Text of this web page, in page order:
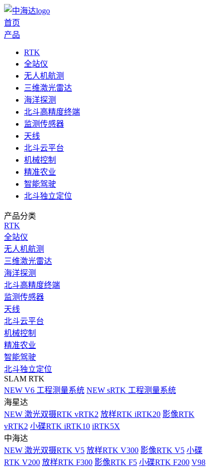
首页
产品
RTK
全站仪
无人机航测
三维激光雷达
海洋探测
北斗高精度终端
监测传感器
天线
北斗云平台
机械控制
精准农业
智能驾驶
北斗独立定位
产品分类
RTK
全站仪
无人机航测
三维激光雷达
海洋探测
北斗高精度终端
监测传感器
天线
北斗云平台
机械控制
精准农业
智能驾驶
北斗独立定位
SLAM RTK
NEW V6 工程测量系统 NEW sRTK 工程测量系统
海星达
NEW 激光双摄RTK vRTK2 放样RTK iRTK20 影像RTK
vRTK2 小碟RTK iRTK10 iRTK5X
中海达
NEW 激光双摄RTK V5 放样RTK V300 影像RTK V5 小碟
RTK V200 放样RTK F300 影像RTK F5 小碟RTK F200 V98